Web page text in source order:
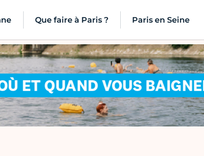
Que faire à Paris ? Paris en Seine